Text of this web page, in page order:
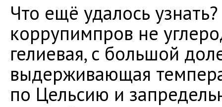
Что ещё удалось
коррупимпров не
гелиевая, с большой
выдерживающая
по Цельсию и